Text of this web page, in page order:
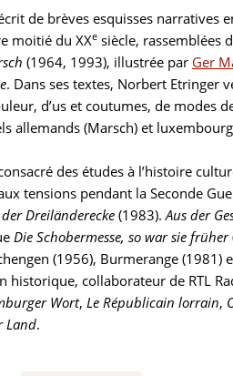
de brèves esquisses narratives
moitié du XXe siècle, rassemblées
(1964, 1993), illustrée par Ger
. Dans ses textes, Norbert Etringer
d’us et coutumes, de modes
allemands (Marsch) et
des études à l’histoire
tensions pendant la Seconde
Dreiländerecke(1983).Aus der
Die Schobermesse, so war sie früher
(1956), Burmerange
historique, collaborateur de RTL
Wort, Le Républicain lorrain,
Land.